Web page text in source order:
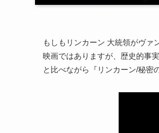
もしもリンカーン 大統領がヴァ
映画ではありますが、歴史的事
と比べながら『リンカーン/秘密